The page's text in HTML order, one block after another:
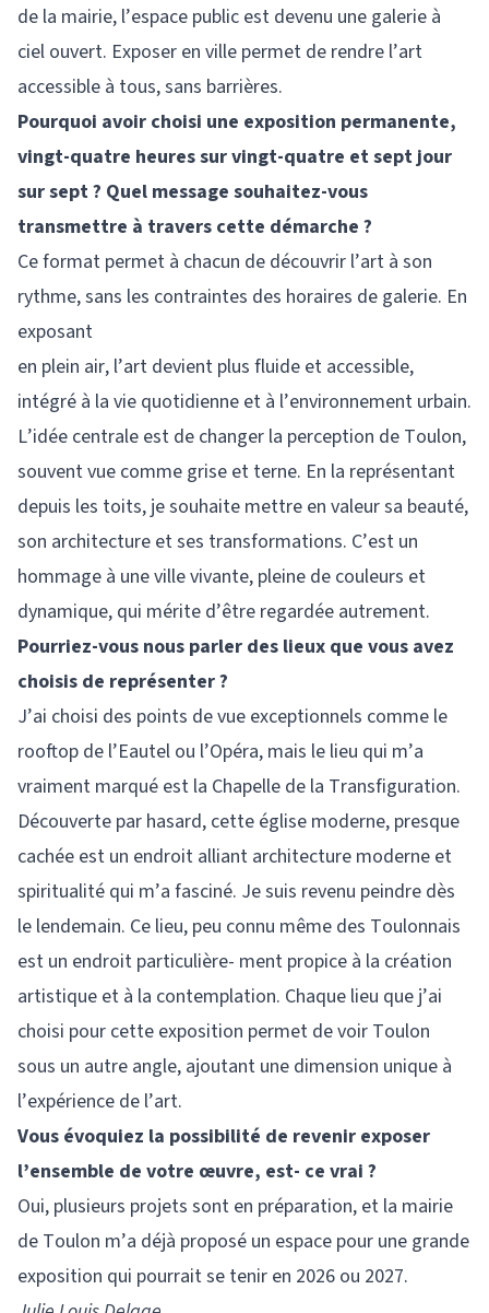
de la mairie, l’espace public est devenu une galerie à
ciel ouvert. Exposer en ville permet de rendre l’art
accessible à tous, sans barrières.
Pourquoi avoir choisi une exposition permanente,
vingt-quatre heures sur vingt-quatre et sept jour
sur sept ? Quel message souhaitez-vous
transmettre à travers cette démarche ?
Ce format permet à chacun de découvrir l’art à son
rythme, sans les contraintes des horaires de galerie. En
exposant
en plein air, l’art devient plus fluide et accessible,
intégré à la vie quotidienne et à l’environnement urbain.
L’idée centrale est de changer la perception de Toulon,
souvent vue comme grise et terne. En la représentant
depuis les toits, je souhaite mettre en valeur sa beauté,
son architecture et ses transformations. C’est un
hommage à une ville vivante, pleine de couleurs et
dynamique, qui mérite d’être regardée autrement.
Pourriez-vous nous parler des lieux que vous avez
choisis de représenter ?
J’ai choisi des points de vue exceptionnels comme le
rooftop de l’Eautel ou l’Opéra, mais le lieu qui m’a
vraiment marqué est la Chapelle de la Transfiguration.
Découverte par hasard, cette église moderne, presque
cachée est un endroit alliant architecture moderne et
spiritualité qui m’a fasciné. Je suis revenu peindre dès
le lendemain. Ce lieu, peu connu même des Toulonnais
est un endroit particulière- ment propice à la création
artistique et à la contemplation. Chaque lieu que j’ai
choisi pour cette exposition permet de voir Toulon
sous un autre angle, ajoutant une dimension unique à
l’expérience de l’art.
Vous évoquiez la possibilité de revenir exposer
l’ensemble de votre œuvre, est- ce vrai ?
Oui, plusieurs projets sont en préparation, et la mairie
de Toulon m’a déjà proposé un espace pour une grande
exposition qui pourrait se tenir en 2026 ou 2027.